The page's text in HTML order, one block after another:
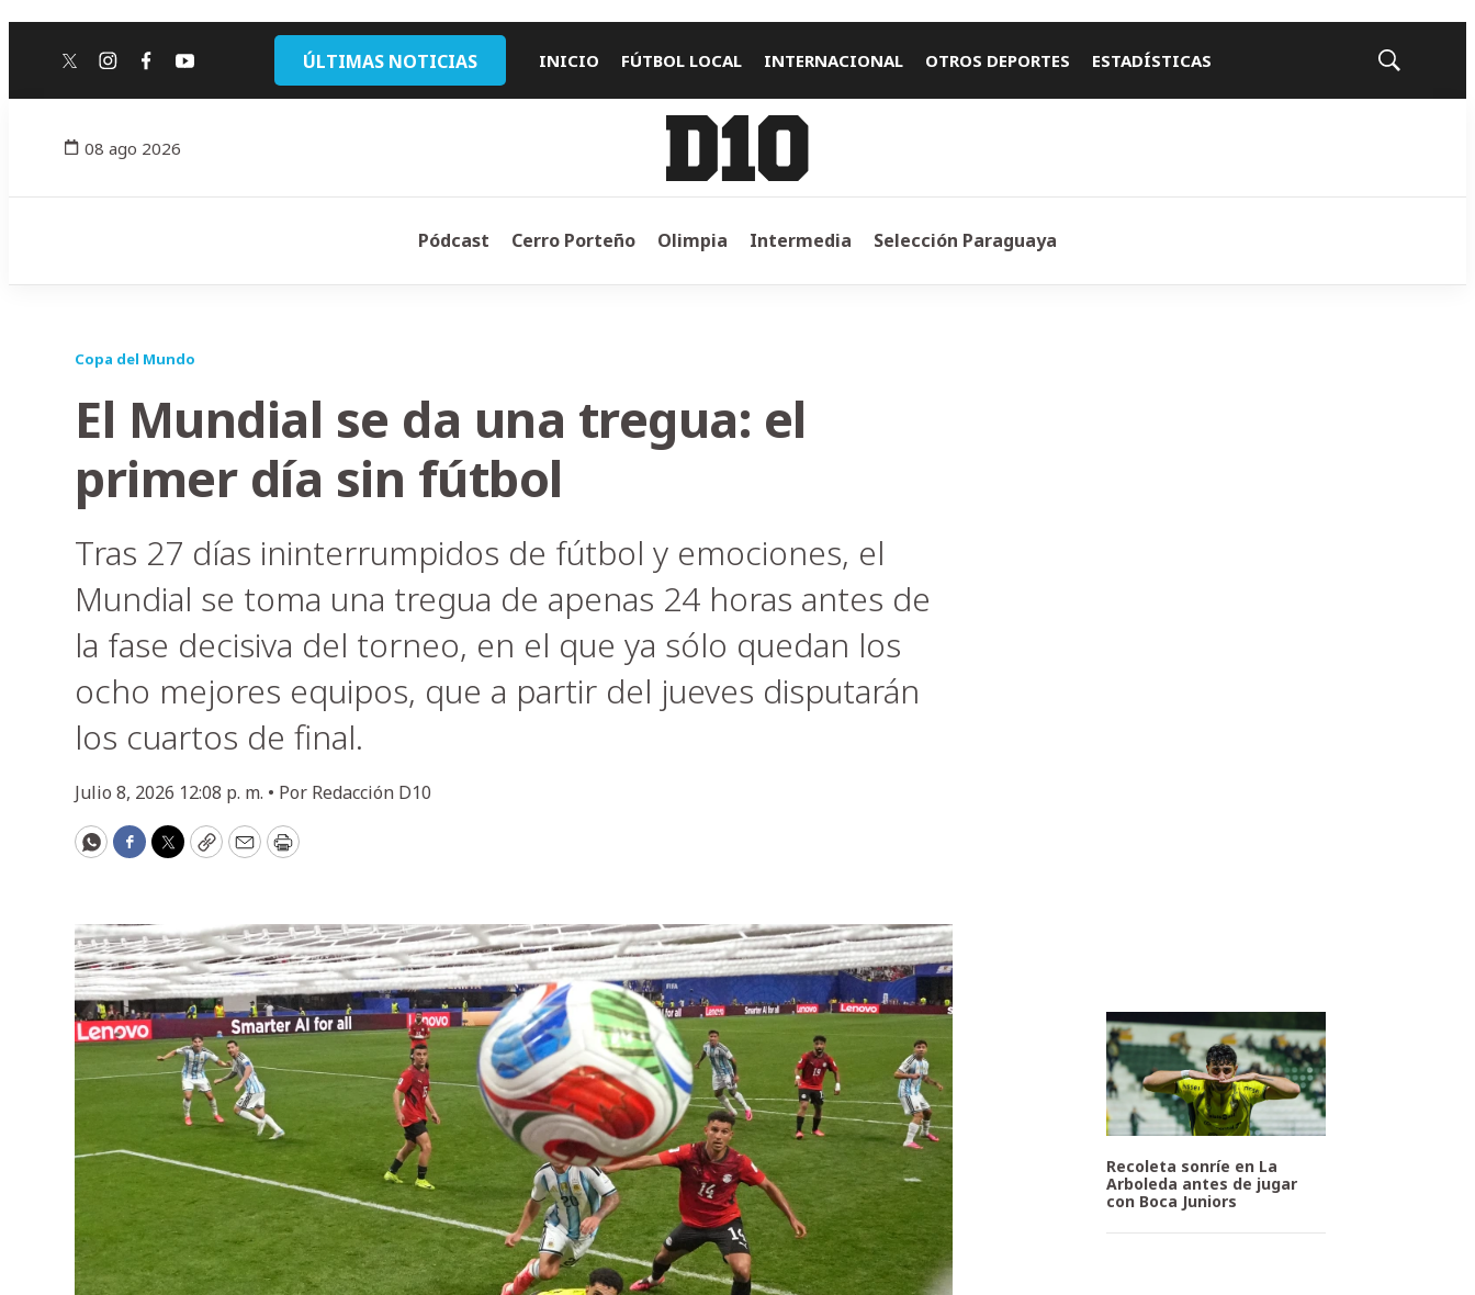
twitterinstagram
facebook
youtube ÚLTIMAS NOTICIAS INICIO FÚTBOL LOCAL INTERNACIONAL OTROS DEPORTES ESTADÍSTICAS
Mostrar
08 ago 2026
Pódcast Cerro Porteño Olimpia Intermedia Selección Paraguaya
Copa del Mundo
El Mundial se da una tregua: el
primer día sin fútbol
Tras 27 días ininterrumpidos de fútbol y emociones, el
Mundial se toma una tregua de apenas 24 horas antes de
la fase decisiva del torneo, en el que ya sólo quedan los
ocho mejores equipos, que a partir del jueves disputarán
los cuartos de final.
Julio 8, 2026 12:08 p. m. • Por Redacción D10
WhatsApp
Facebook
Twitter
CopyEmailPrint
Recoleta sonríe en La
Arboleda antes de jugar
con Boca Juniors